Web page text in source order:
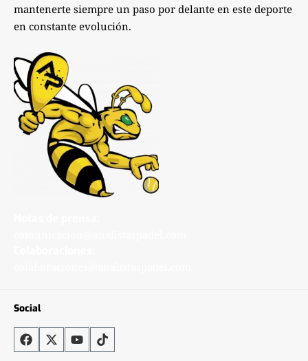
mantenerte siempre un paso por delante en este deporte
en constante evolución.
Social